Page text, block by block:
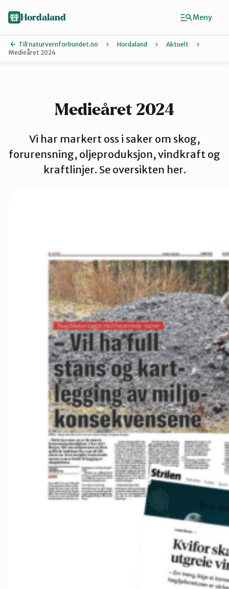
Bli medlem
Bergen
Øygarden
Stord
Vaksdal
Voss
Hordaland
Till naturvernforbundet.no Hordaland
Aktuelt
Medieåret 2024
Medieåret 2024
Vi har markert oss i saker om skog,
forurensning, oljeproduksjon, vindkraft og
kraftlinjer. Se oversikten her.